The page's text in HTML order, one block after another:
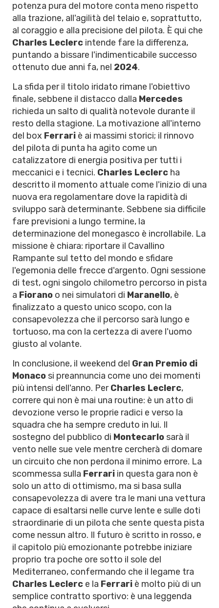
potenza pura del motore conta meno rispetto
alla trazione, all'agilità del telaio e, soprattutto,
al coraggio e alla precisione del pilota. È qui che
Charles Leclerc intende fare la differenza,
puntando a bissare l'indimenticabile successo
ottenuto due anni fa, nel 2024.
La sfida per il titolo iridato rimane l'obiettivo
finale, sebbene il distacco dalla Mercedes
richieda un salto di qualità notevole durante il
resto della stagione. La motivazione all'interno
del box Ferrari è ai massimi storici; il rinnovo
del pilota di punta ha agito come un
catalizzatore di energia positiva per tutti i
meccanici e i tecnici. Charles Leclerc ha
descritto il momento attuale come l'inizio di una
nuova era regolamentare dove la rapidità di
sviluppo sarà determinante. Sebbene sia difficile
fare previsioni a lungo termine, la
determinazione del monegasco è incrollabile. La
missione è chiara: riportare il Cavallino
Rampante sul tetto del mondo e sfidare
l'egemonia delle frecce d'argento. Ogni sessione
di test, ogni singolo chilometro percorso in pista
a Fiorano o nei simulatori di Maranello, è
finalizzato a questo unico scopo, con la
consapevolezza che il percorso sarà lungo e
tortuoso, ma con la certezza di avere l'uomo
giusto al volante.
In conclusione, il weekend del Gran Premio di
Monaco si preannuncia come uno dei momenti
più intensi dell'anno. PerCharles Leclerc,
correre qui non è mai una routine: è un atto di
devozione verso le proprie radici e verso la
squadra che ha sempre creduto in lui. Il
sostegno del pubblico di Montecarlo sarà il
vento nelle sue vele mentre cercherà di domare
un circuito che non perdona il minimo errore. La
scommessa sulla Ferrari in questa gara non è
solo un atto di ottimismo, ma si basa sulla
consapevolezza di avere tra le mani una vettura
capace di esaltarsi nelle curve lente e sulle doti
straordinarie di un pilota che sente questa pista
come nessun altro. Il futuro è scritto in rosso, e
il capitolo più emozionante potrebbe iniziare
proprio tra poche ore sotto il sole del
Mediterraneo, confermando che il legame tra
Charles Leclerc e la Ferrari è molto più di un
semplice contratto sportivo: è una leggenda